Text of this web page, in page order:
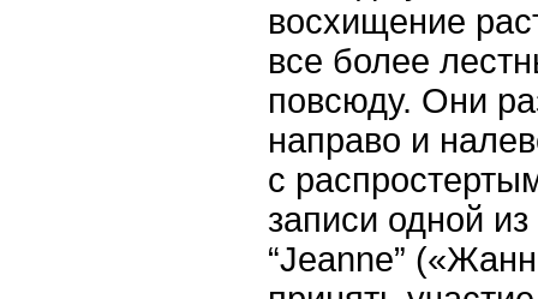
восхищение
все более
повсюду. Они
направо и
с
записи одной
“Jeanne”